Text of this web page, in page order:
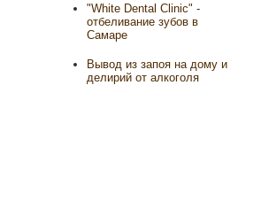
"White Dental Clinic" -
отбеливание зубов в
Самаре
Вывод из запоя на дому и
делирий от алкоголя